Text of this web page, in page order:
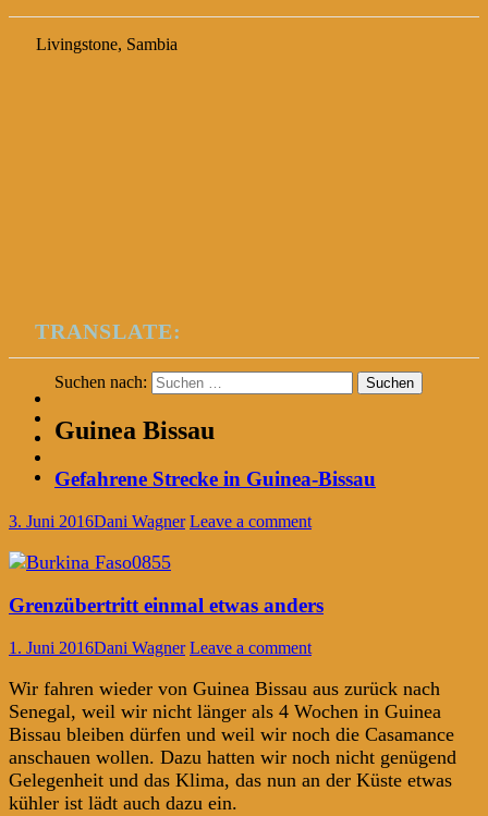
Livingstone, Sambia
TRANSLATE:
Suchen nach:
Guinea Bissau
Gefahrene Strecke in Guinea-Bissau
3. Juni 2016Dani Wagner Leave a comment
Grenzübertritt einmal etwas anders
1. Juni 2016Dani Wagner Leave a comment
Wir fahren wieder von Guinea Bissau aus zurück nach
Senegal, weil wir nicht länger als 4 Wochen in Guinea
Bissau bleiben dürfen und weil wir noch die Casamance
anschauen wollen. Dazu hatten wir noch nicht genügend
Gelegenheit und das Klima, das nun an der Küste etwas
kühler ist lädt auch dazu ein.